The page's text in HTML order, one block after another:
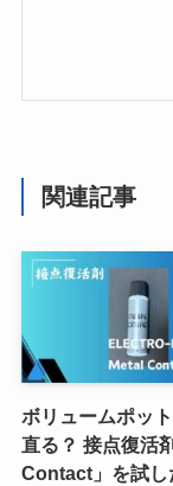
関連記事
ボリュームポッ
直る？ 接点復活
Contact」を試し